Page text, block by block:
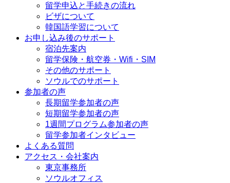
留学申込と手続きの流れ
ビザについて
韓国語学習について
お申し込み後のサポート
宿泊先案内
留学保険・航空券・Wifi・SIM
その他のサポート
ソウルでのサポート
参加者の声
長期留学参加者の声
短期留学参加者の声
1週間プログラム参加者の声
留学参加者インタビュー
よくある質問
アクセス・会社案内
東京事務所
ソウルオフィス